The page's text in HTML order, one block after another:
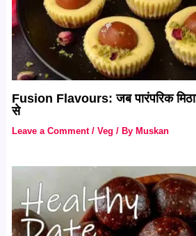
Fusion Flavours: जब पारंपरिक
से
Leave a Comment /Veg / By Muskan